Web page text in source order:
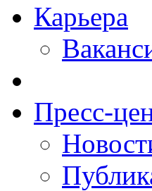
Карьера
Пресс-